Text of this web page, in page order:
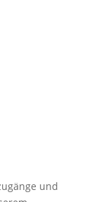
und